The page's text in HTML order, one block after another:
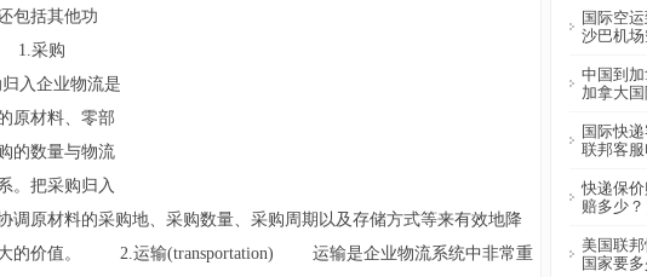
包括其他功
1.采购
入企业物流是
原材料、零部
的数量与物流
。把采购归入
调原材料的采购地、采购数量、采购周期以及存储方式等来有效地降
大的价值。 2.运输(transportation) 运输是企业物流系统中非常重
国际空
沙巴机场
中国到
加拿大
国际快
联邦客
快递保
赔多少？
美国联
国家要